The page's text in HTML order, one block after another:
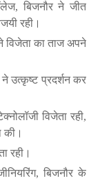
बिजनौर ने जीत
रही।
विजेता का ताज अपने
उत्कृष्ट प्रदर्शन कर
विजेता रही,
की।
रही।
बिजनौर के